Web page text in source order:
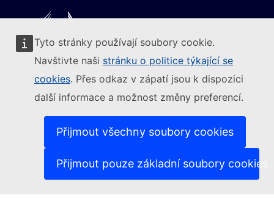
Tyto stránky používají soubory cookie.
Navštivte naši stránku o politice týkající se
cookies. Přes odkaz v zápatí jsou k dispozici
další informace a možnost změny preferencí.
Přijmout všechny soubory cookies
Přijmout pouze základní soubory cookies
Следвайте Европейската комисия
Kontakt(Externí odkaz)
Nahlásit zranitelnost IT (Externí odkaz)
Jazyková politika na našich internetových stránkách
(Externí odkaz)
Politika ochrany soukromí
Právní upozornění
(Externí odkaz)